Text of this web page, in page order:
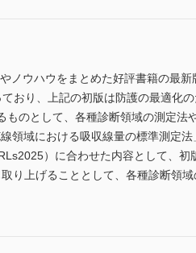
ノウハウをまとめた好評書籍の最新
おり、上記の初版は防護の最適化
のとして、各種診断領域の測定法
域における吸収線量の標準測定法
）に合わせた内容として、初
り上げることとして、各種診断領